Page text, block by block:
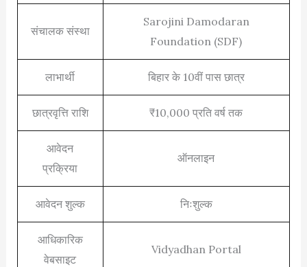
संचालक संस्था
Sarojini Damodaran
Foundation (SDF)
लाभार्थी बिहार के 10वीं पास छात्र
छात्रवृत्ति राशि ₹10,000 प्रति वर्ष तक
आवेदन
प्रक्रिया
ऑनलाइन
आवेदन शुल्क निःशुल्क
आधिकारिक
वेबसाइट
Vidyadhan Portal